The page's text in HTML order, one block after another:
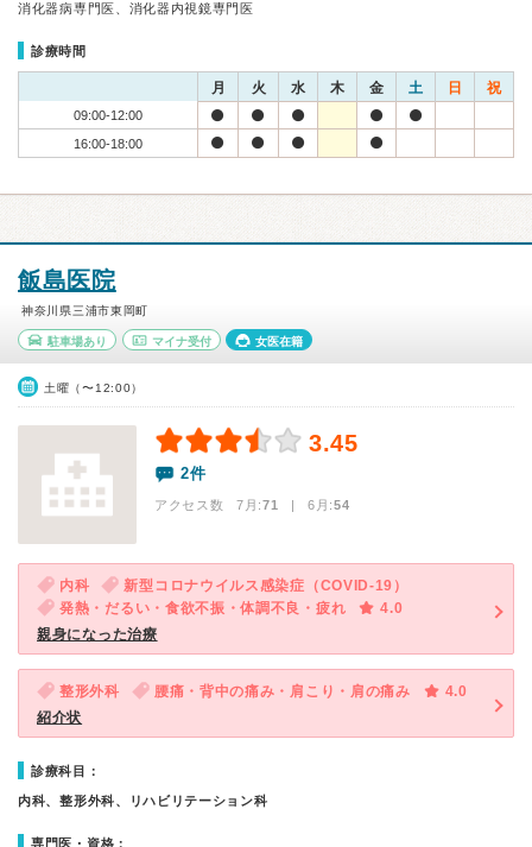
消化器病専門医、消化器内視鏡専門医
診療時間
月 火 水 木 金 土 日 祝
09:00-12:00
16:00-18:00
飯島医院
神奈川県三浦市東岡町
駐車場あり マイナ受付 女医在籍
土曜（〜12:00）
3.45
2件
アクセス数 7月:71 | 6月:54
内科
新型コロナウイルス感染症（COVID-19）
発熱・だるい・食欲不振・体調不良・疲れ
4.0
親身になった治療
整形外科 腰痛・背中の痛み・肩こり・肩の痛み
4.0
紹介状
診療科目：
内科、整形外科、リハビリテーション科
専門医・資格：